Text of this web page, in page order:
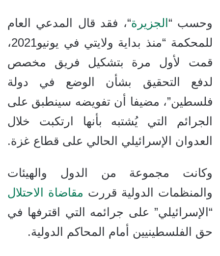
وحسب “الجزيرة“، فقد قال المدعي العام
للمحكمة “منذ بداية ولايتي في يونيو2021،
قمت لأول مرة بتشكيل فريق مخصص
لدفع التحقيق بشأن الوضع في دولة
فلسطين”، مضيفا أن تفويضه سينطبق على
الجرائم التي يُشتبه بأنها ارتكبت خلال
العدوان الإسرائيلي الحالي على قطاع غزة.
وكانت مجموعة من الدول والهيئات
والمنظمات الدولية قررت مقاضاة الاحتلال
“الإسرائيلي” على جرائمه التي اقترفها في
حق الفلسطينيين أمام المحاكم الدولية.